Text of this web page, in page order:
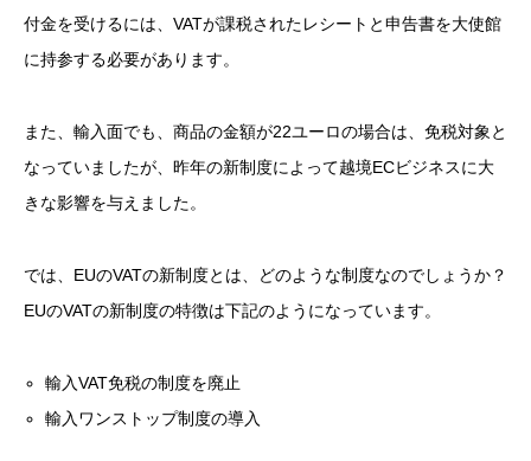
付金を受けるには、VATが課税されたレシートと申告書を大使館
に持参する必要があります。
また、輸入面でも、商品の金額が22ユーロの場合は、免税対象と
なっていましたが、昨年の新制度によって越境ECビジネスに大
きな影響を与えました。
では、EUのVATの新制度とは、どのような制度なのでしょうか？
EUのVATの新制度の特徴は下記のようになっています。
輸入VAT免税の制度を廃止
輸入ワンストップ制度の導入